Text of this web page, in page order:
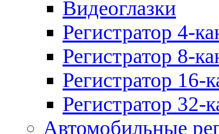
Видеоглазки
Регистратор 4-
Регистратор 8-
Регистратор 16-
Регистратор 32-
Автомобильные